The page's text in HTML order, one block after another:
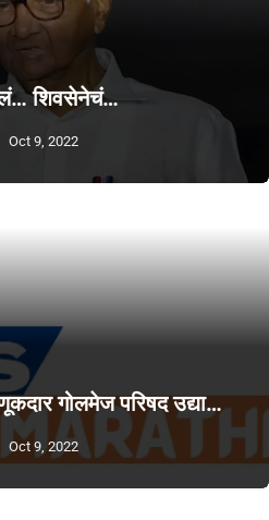
शिवसेनेचं…
Oct 9, 2022
गोलमेज परिषद उद्या…
Oct 9, 2022